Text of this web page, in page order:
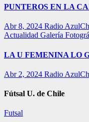
PUNTEROS EN LA
Abr 8, 2024 Radio
Actualidad Galería
LA U FEMENINA LO
Abr 2, 2024 Radio
Fútsal U. de Chile
Futsal